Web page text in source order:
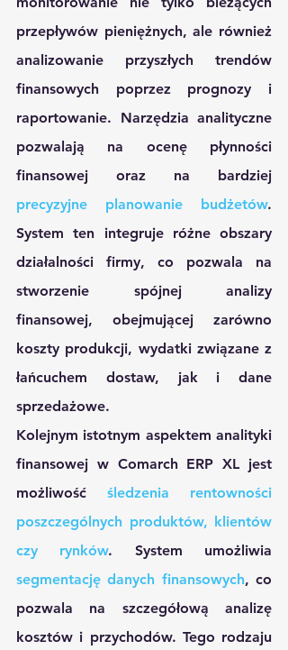
przepływów pieniężnych, ale również
analizowanie przyszłych trendów
finansowych poprzez prognozy i
raportowanie. Narzędzia analityczne
pozwalają na ocenę płynności
precyzyjne planowanie budżetów.
System ten integruje różne obszary
działalności firmy, co pozwala na
stworzenie spójnej analizy
finansowej, obejmującej zarówno
koszty produkcji, wydatki związane z
łańcuchem dostaw, jak i dane
sprzedażowe.
Kolejnym istotnym aspektem analityki
finansowej w Comarch ERP XL jest
możliwość śledzenia rentowności
poszczególnych produktów, klientów
czy rynków
segmentację danych finansowych, co
pozwala na szczegółową analizę
kosztów i przychodów. Tego rodzaju